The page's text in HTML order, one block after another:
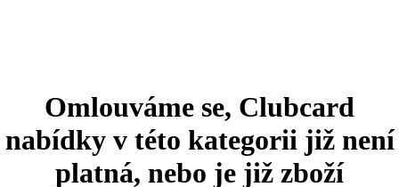
Omlouváme se, Clubcard
nabídky v této kategorii již není
platná, nebo je již zboží